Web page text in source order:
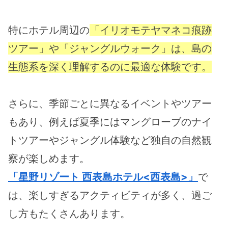
特にホテル周辺の 「イリオモテヤマネコ痕跡
ツアー」や「ジャングルウォーク」は、島の
生態系を深く理解するのに最適な体験です。
さらに、季節ごとに異なるイベントやツアー
もあり、例えば夏季にはマングローブのナイ
トツアーやジャングル体験など独自の自然観
察が楽しめます。
「星野リゾート 西表島ホテル<西表島>」 で
は、楽しすぎるアクティビティが多く、過ご
し方もたくさんあります。